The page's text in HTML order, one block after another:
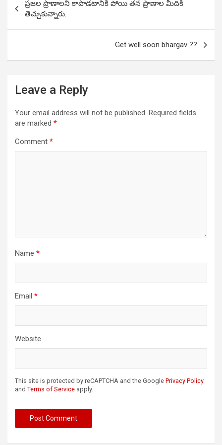
navigation
ప్రజల ప్రాణాలని కాపాడటానికి పోయి తన ప్రాణాల మీదికి
తెచ్చుకున్నారు.
Get well soon bhargav ??
Leave a Reply
Your email address will not be published. Required fields
are marked *
Comment *
Name *
Email *
Website
This site is protected by reCAPTCHA and the Google Privacy Policy
and Terms of Service apply.